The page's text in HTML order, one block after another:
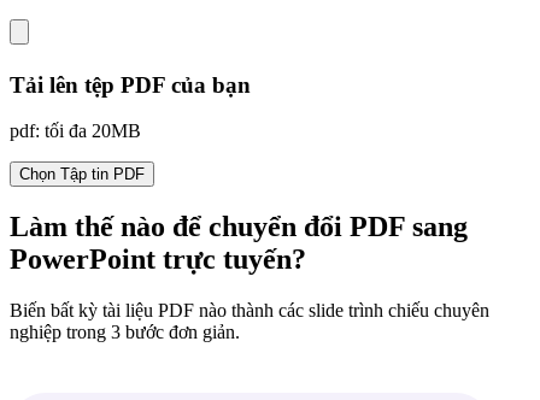
Tải lên tệp PDF của bạn
pdf: tối đa 20MB
Chọn Tập tin PDF
Làm thế nào để chuyển đổi PDF sang
PowerPoint trực tuyến?
Biến bất kỳ tài liệu PDF nào thành các slide trình chiếu chuyên
nghiệp trong 3 bước đơn giản.